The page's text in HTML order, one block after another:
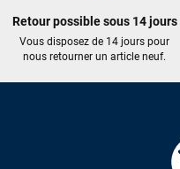
Retour possible sous 14 jours
Vous disposez de 14 jours pour
nous retourner un article neuf.
J'ai acheté une voile
L'envoi a été rapide. La
VOIR